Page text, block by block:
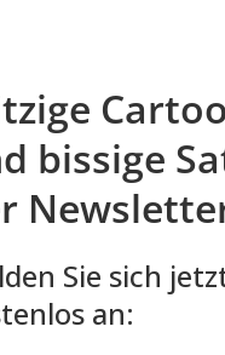
bissige
Sie sich
an: